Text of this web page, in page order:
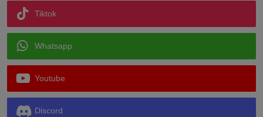
Tiktok
Whatsapp
Youtube
Discord